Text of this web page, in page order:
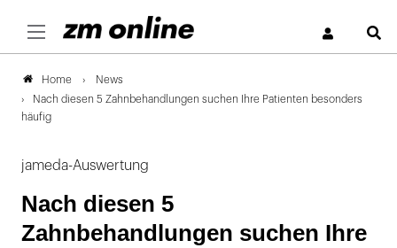
Home
News
Nach diesen 5 Zahnbehandlungen suchen Ihre Patienten besonders
häufig
jameda-Auswertung
Nach diesen 5
Zahnbehandlungen suchen Ihre